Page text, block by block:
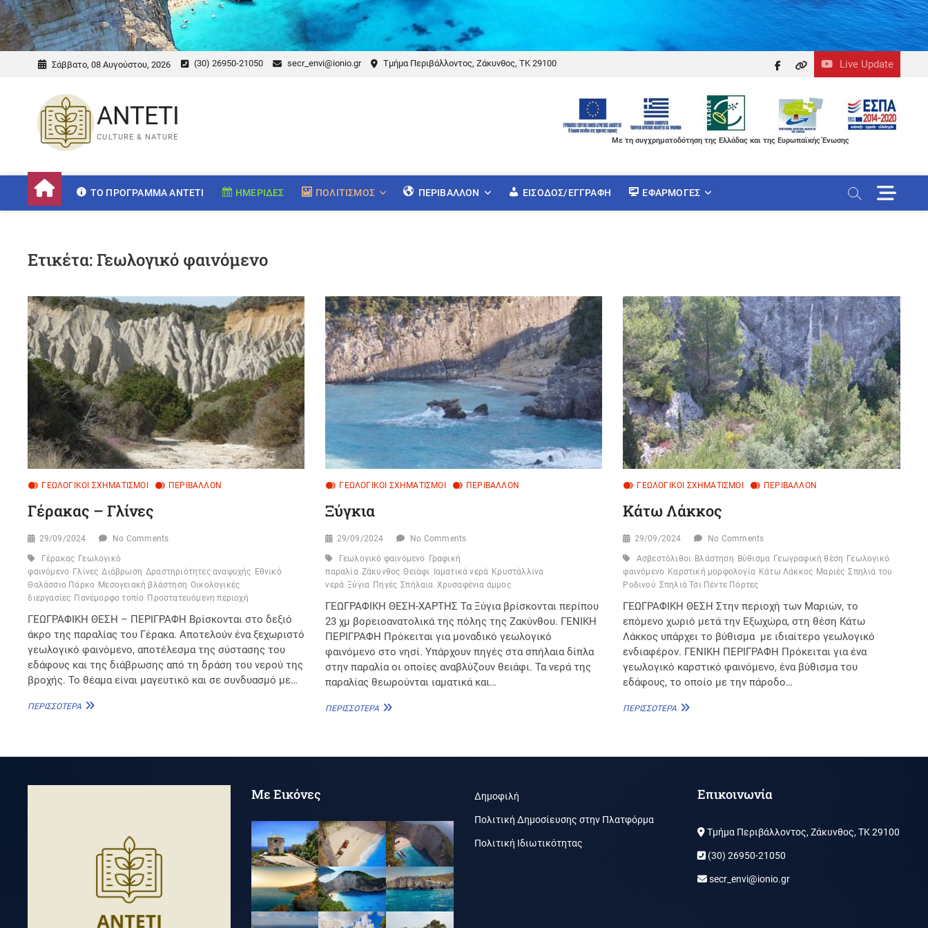
Σάββατο, 08 Αυγούστου, 2026 (30) 26950-21050 secr_envi@ionio.gr Τμήμα Περιβάλλοντος, Ζάκυνθος, ΤΚ 29100 Live Update
facebook
themefreesia
ANTETI
CULTURE & NATURE Με τη συγχρηματοδότηση της Ελλάδας και της Ευρωπαϊκής Ένωσης
ΤΟ ΠΡΌΓΡΑΜΜΑ ANTETI ΗΜΕΡΊΔΕΣ ΠΟΛΙΤΙΣΜΌΣ ΠΕΡΙΒΆΛΛΟΝ ΕΊΣΟΔΟΣ/ΕΓΓΡΑΦΉ ΕΦΑΡΜΟΓΈΣ
M
e
n
o
n
Ετικέτα:Γεωλογικό φαινόμενο
ΓΕΩΛΟΓΙΚΟΊ ΣΧΗΜΑΤΙΣΜΟΊ ΠΕΡΙΒΆΛΛΟΝ
Γέρακας – Γλίνες
29/09/2024 No Comments
Γέρακας Γεωλογικό
φαινόμενο Γλίνες Διάβρωση Δραστηριότητες αναψυχής Εθνικό
Θαλάσσιο Πάρκο Μεσογειακή βλάστηση Οικολογικές
διεργασίες Πανέμορφο τοπίο Προστατευόμενη περιοχή
ΓΕΩΓΡΑΦΙΚΗ ΘΕΣΗ – ΠΕΡΙΓΡΑΦΗ Βρίσκονται στο δεξιό
άκρο της παραλίας του Γέρακα. Αποτελούν ένα ξεχωριστό
γεωλογικό φαινόμενο, αποτέλεσμα της σύστασης του
εδάφους και της διάβρωσης από τη δράση του νερού της
βροχής. Το θέαμα είναι μαγευτικό και σε συνδυασμό με…
ΠΕΡΙΣΣΌΤΕΡΑ ΓΈΡΑΚΑΣ
ΓΕΩΛΟΓΙΚΟΊ ΣΧΗΜΑΤΙΣΜΟΊ ΠΕΡΙΒΆΛΛΟΝ
Ξύγκια
29/09/2024 No Comments
Γεωλογικό φαινόμενο Γραφική
παραλία Ζάκυνθος Θειάφι Ιαματικά νερά Κρυστάλλινα
νερά Ξύγια Πηγές Σπήλαια Χρυσαφένια άμμος
ΓΕΩΓΡΑΦΙΚΗ ΘΕΣΗ-ΧΑΡΤΗΣ Τα Ξύγια βρίσκονται περίπου
23 χμ βορειοανατολικά της πόλης της Ζακύνθου. ΓΕΝΙΚΗ
ΠΕΡΙΓΡΑΦΗ Πρόκειται για μοναδικό γεωλογικό
φαινόμενο στο νησί. Υπάρχουν πηγές στα σπήλαια δίπλα
στην παραλία οι οποίες αναβλύζουν θειάφι. Τα νερά της
παραλίας θεωρούνται ιαματικά και…
ΠΕΡΙΣΣΌΤΕΡΑ ΞΎΓΚΙΑ
ΓΕΩΛΟΓΙΚΟΊ ΣΧΗΜΑΤΙΣΜΟΊ ΠΕΡΙΒΆΛΛΟΝ
Κάτω Λάκκος
29/09/2024 No Comments
Ασβεστόλιθοι Βλάστηση Βύθισμα Γεωγραφική θέση Γεωλογικό
φαινόμενο Καρστική μορφολογία Κάτω Λάκκος Μαριές Σπηλιά του
Ροδινού Σπηλιά Τσι Πέντε Πόρτες
ΓΕΩΓΡΑΦΙΚΗ ΘΕΣΗ Στην περιοχή των Μαριών, το
επόμενο χωριό μετά την Εξωχώρα, στη θέση Κάτω
Λάκκος υπάρχει το βύθισμα με ιδιαίτερο γεωλογικό
ενδιαφέρον. ΓΕΝΙΚΗ ΠΕΡΙΓΡΑΦΗ Πρόκειται για ένα
γεωλογικό καρστικό φαινόμενο, ένα βύθισμα του
εδάφους, το οποίο με την πάροδο…
ΠΕΡΙΣΣΌΤΕΡΑ ΚΆΤΩ
Με Εικόνες Δημοφιλή
Πολιτική Δημοσίευσης στην Πλατφόρμα
Πολιτική Ιδιωτικότητας
Επικοινωνία
Τμήμα Περιβάλλοντος, Ζάκυνθος, ΤΚ 29100
(30) 26950-21050
secr_envi@ionio.gr